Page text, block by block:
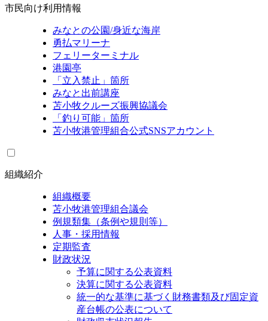
市民向け利用情報
みなとの公園/身近な海岸
勇払マリーナ
フェリーターミナル
港園亭
「立入禁止」箇所
みなと出前講座
苫小牧クルーズ振興協議会
「釣り可能」箇所
苫小牧港管理組合公式SNSアカウント
組織紹介
組織概要
苫小牧港管理組合議会
例規類集（条例や規則等）
人事・採用情報
定期監査
財政状況
予算に関する公表資料
決算に関する公表資料
統一的な基準に基づく財務書類及び固定資
産台帳の公表について